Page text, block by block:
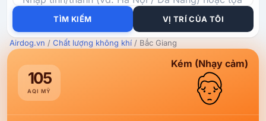
TÌM KIẾM VỊ TRÍ CỦA TÔI
Airdog.vn / Chất lượng không khí / Bắc Giang
105
AQI MỸ
Kém (Nhạy cảm)